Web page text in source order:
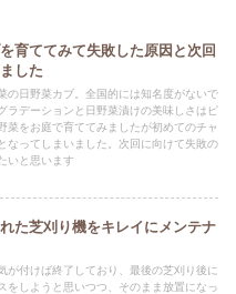
育ててみて失敗した原因と次回
した
の日野菜カブ。全国的には知名度がないで
ラデーションと日野菜漬けの美味しさはピ
菜をお庭で育ててみましたが初めてのチャ
なってしまいました。次回に向けて失敗の
いと思います
た芝刈り機をキレイにメンテナ
が付けば終了しており、最後の芝刈り後に
をしようと思いつつ、そのまま放置になっ